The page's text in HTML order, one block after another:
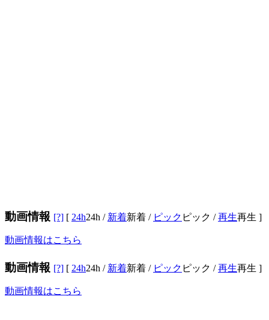
動画情報 [?] [ 24h24h / 新着新着 / ピック ピック /再生再生 ]
動画情報はこちら
動画情報 [?] [ 24h24h / 新着新着 / ピック ピック /再生再生 ]
動画情報はこちら